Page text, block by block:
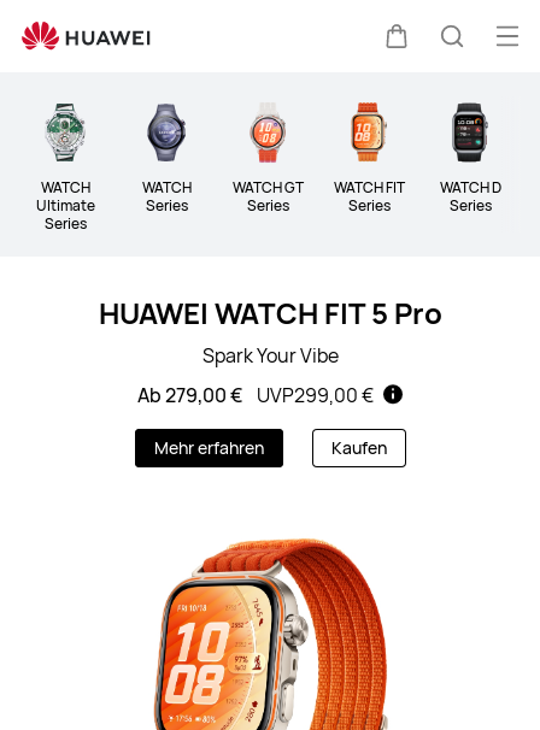
WATCH
Ultimate
Series
WATCH
Series
WATCH GT
Series
WATCH FIT
Series
WATCH D
Series
HUAWEI WATCH FIT 5 Pro
Spark Your Vibe
Ab 279,00 € UVP299,00 €
Mehr erfahren Kaufen